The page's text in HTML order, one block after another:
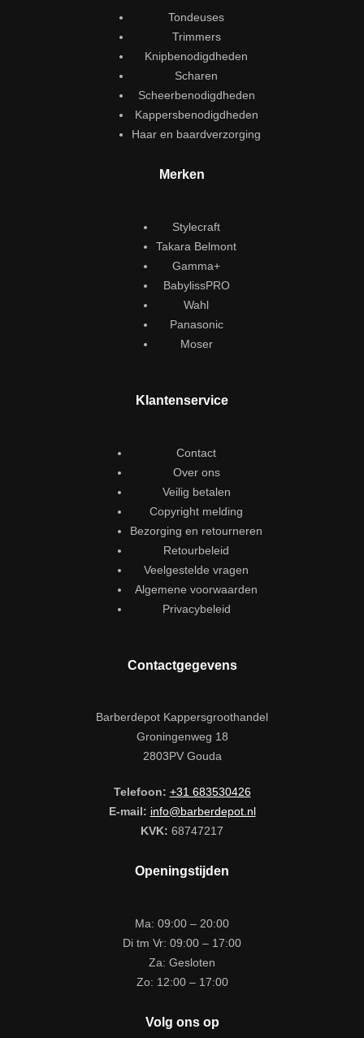
Tondeuses
Trimmers
Knipbenodigdheden
Scharen
Scheerbenodigdheden
Kappersbenodigdheden
Haar en baardverzorging
Merken
Stylecraft
Takara Belmont
Gamma+
BabylissPRO
Wahl
Panasonic
Moser
Klantenservice
Contact
Over ons
Veilig betalen
Copyright melding
Bezorging en retourneren
Retourbeleid
Veelgestelde vragen
Algemene voorwaarden
Privacybeleid
Contactgegevens
Barberdepot Kappersgroothandel
Groningenweg 18
2803PV Gouda
Telefoon: +31 683530426
E-mail: info@barberdepot.nl
KVK: 68747217
Openingstijden
Ma: 09:00 – 20:00
Di tm Vr: 09:00 – 17:00
Za: Gesloten
Zo: 12:00 – 17:00
Volg ons op